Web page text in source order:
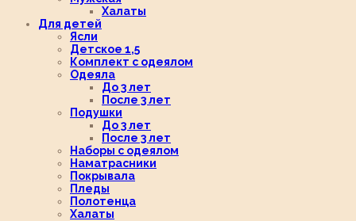
Халаты
Для детей
Ясли
Детское 1,5
Комплект с одеялом
Одеяла
До 3 лет
После 3 лет
Подушки
До 3 лет
После 3 лет
Наборы с одеялом
Наматрасники
Покрывала
Пледы
Полотенца
Халаты